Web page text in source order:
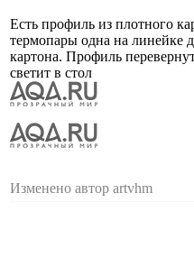
Есть профиль из плотного
термопары одна на линейке
картона. Профиль
светит в стол
Изменено автор artvhm